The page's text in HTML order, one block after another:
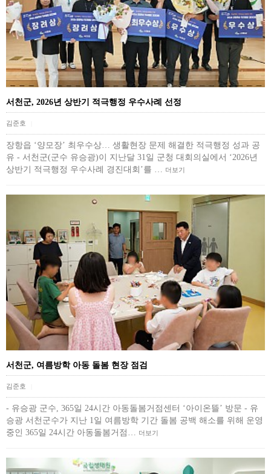
서천군, 2026년 상반기 적극행정 우수사례 선정
김준호
장항읍 ‘양모장’ 최우수상… 생활현장 문제 해결한 적극행정 성과 공
유 - 서천군(군수 유승광)이 지난달 31일 군청 대회의실에서 ‘2026년
상반기 적극행정 우수사례 경진대회’를 … 더보기
서천군, 여름방학 아동 돌봄 현장 점검
김준호
- 유승광 군수, 365일 24시간 아동돌봄거점센터 ‘아이온뜰’ 방문 - 유
승광 서천군수가 지난 1일 여름방학 기간 돌봄 공백 해소를 위해 운영
중인 365일 24시간 아동돌봄거점…
더보기